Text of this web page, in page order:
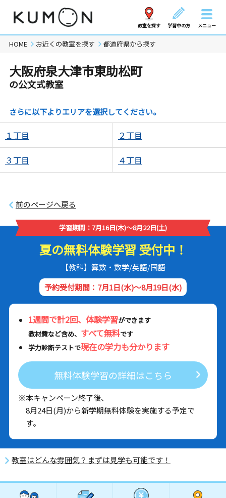
教室を探す 学習中の方 メニュー
HOME お近くの教室を探す 都道府県から探す
大阪府泉大津市東助松町
の公文式教室
さらに以下よりエリアを選択してください。
１丁目 ２丁目
３丁目 ４丁目
前のページへ戻る
学習期間：7月16日(木)～8月22日(土)
夏の無料体験学習 受付中！
【教科】算数・数学/英語/国語
予約受付期間：7月1日(水)～8月19日(水)
1週間で計2回、体験学習ができます
教材費など含め、 すべて無料です
学力診断テストで現在の学力も分かります
無料体験学習の詳細はこちら
※本キャンペーン終了後、
8月24日(月)から新学期無料体験を実施する予定で
す。
教室はどんな雰囲気？まずは見学も可能です！